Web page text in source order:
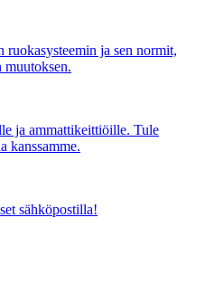
ruokasysteemin ja sen normit,
muutoksen.
ja ammattikeittiöille. Tule
kanssamme.
sähköpostilla!